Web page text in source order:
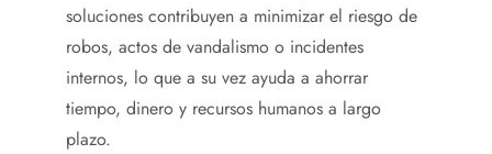
soluciones contribuyen a minimizar el riesgo de
robos, actos de vandalismo o incidentes
internos, lo que a su vez ayuda a ahorrar
tiempo, dinero y recursos humanos a largo
plazo.